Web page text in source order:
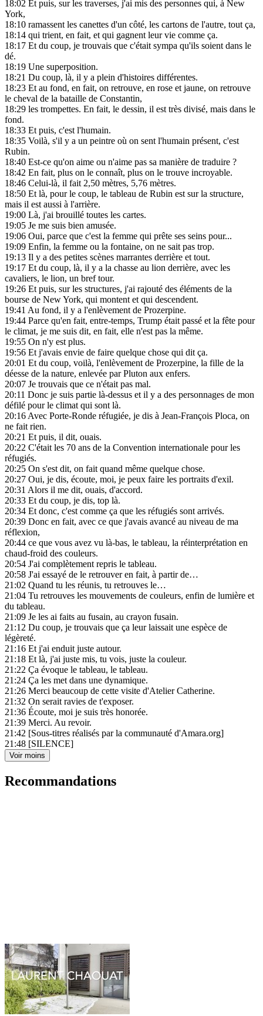
18:02 Et puis, sur les traverses, j'ai mis des personnes qui, à New
York,
18:10 ramassent les canettes d'un côté, les cartons de l'autre, tout ça,
18:14 qui trient, en fait, et qui gagnent leur vie comme ça.
18:17 Et du coup, je trouvais que c'était sympa qu'ils soient dans le
dé.
18:19 Une superposition.
18:21 Du coup, là, il y a plein d'histoires différentes.
18:23 Et au fond, en fait, on retrouve, en rose et jaune, on retrouve
le cheval de la bataille de Constantin,
18:29 les trompettes. En fait, le dessin, il est très divisé, mais dans le
fond.
18:33 Et puis, c'est l'humain.
18:35 Voilà, s'il y a un peintre où on sent l'humain présent, c'est
Rubin.
18:40 Est-ce qu'on aime ou n'aime pas sa manière de traduire ?
18:42 En fait, plus on le connaît, plus on le trouve incroyable.
18:46 Celui-là, il fait 2,50 mètres, 5,76 mètres.
18:50 Et là, pour le coup, le tableau de Rubin est sur la structure,
mais il est aussi à l'arrière.
19:00 Là, j'ai brouillé toutes les cartes.
19:05 Je me suis bien amusée.
19:06 Oui, parce que c'est la femme qui prête ses seins pour...
19:09 Enfin, la femme ou la fontaine, on ne sait pas trop.
19:13 Il y a des petites scènes marrantes derrière et tout.
19:17 Et du coup, là, il y a la chasse au lion derrière, avec les
cavaliers, le lion, un bref tour.
19:26 Et puis, sur les structures, j'ai rajouté des éléments de la
bourse de New York, qui montent et qui descendent.
19:41 Au fond, il y a l'enlèvement de Prozerpine.
19:44 Parce qu'en fait, entre-temps, Trump était passé et la fête pour
le climat, je me suis dit, en fait, elle n'est pas la même.
19:55 On n'y est plus.
19:56 Et j'avais envie de faire quelque chose qui dit ça.
20:01 Et du coup, voilà, l'enlèvement de Prozerpine, la fille de la
déesse de la nature, enlevée par Pluton aux enfers.
20:07 Je trouvais que ce n'était pas mal.
20:11 Donc je suis partie là-dessus et il y a des personnages de mon
défilé pour le climat qui sont là.
20:16Avec Porte-Ronde réfugiée, je dis à Jean-François Ploca, on
ne fait rien.
20:21 Et puis, il dit, ouais.
20:22 C'était les 70 ans de la Convention internationale pour les
réfugiés.
20:25 On s'est dit, on fait quand même quelque chose.
20:27 Oui, je dis, écoute, moi, je peux faire les portraits d'exil.
20:31 Alors il me dit, ouais, d'accord.
20:33 Et du coup, je dis, top là.
20:34 Et donc, c'est comme ça que les réfugiés sont arrivés.
20:39 Donc en fait, avec ce que j'avais avancé au niveau de ma
réflexion,
20:44 ce que vous avez vu là-bas, le tableau, la réinterprétation en
chaud-froid des couleurs.
20:54 J'ai complètement repris le tableau.
20:58 J'ai essayé de le retrouver en fait, à partir de…
21:02 Quand tu les réunis, tu retrouves le…
21:04 Tu retrouves les mouvements de couleurs, enfin de lumière et
du tableau.
21:09 Je les ai faits au fusain, au crayon fusain.
21:12 Du coup, je trouvais que ça leur laissait une espèce de
légèreté.
21:16 Et j'ai enduit juste autour.
21:18 Et là, j'ai juste mis, tu vois, juste la couleur.
21:22 Ça évoque le tableau, le tableau.
21:24 Ça les met dans une dynamique.
21:26 Merci beaucoup de cette visite d'Atelier Catherine.
21:32 On serait ravies de t'exposer.
21:36 Écoute, moi je suis très honorée.
21:39 Merci. Au revoir.
21:42 [Sous-titres réalisés par la communauté d'Amara.org]
21:48 [SILENCE]
Voir moins
Recommandations